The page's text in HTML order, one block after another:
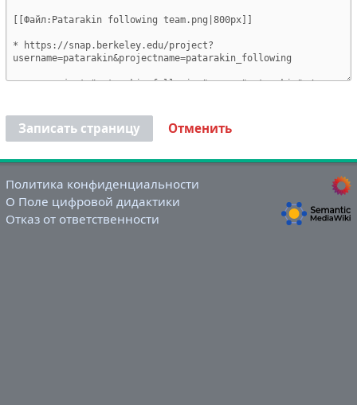
Записать страницу Отменить
Политика конфиденциальности
О Поле цифровой дидактики
Отказ от ответственности